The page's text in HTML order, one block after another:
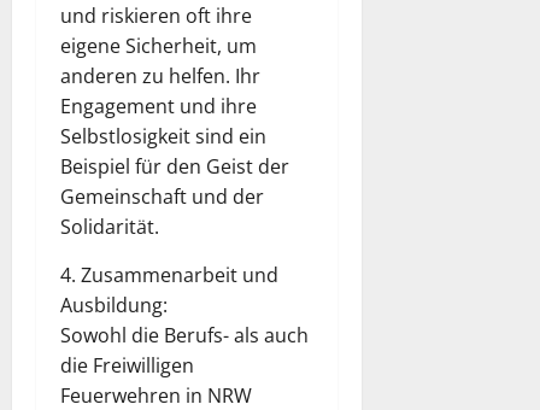
und riskieren oft ihre
eigene Sicherheit, um
anderen zu helfen. Ihr
Engagement und ihre
Selbstlosigkeit sind ein
Beispiel für den Geist der
Gemeinschaft und der
Solidarität.
4. Zusammenarbeit und
Ausbildung:
Sowohl die Berufs- als auch
die Freiwilligen
Feuerwehren in NRW